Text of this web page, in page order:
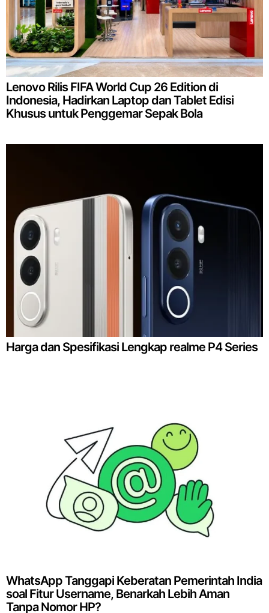
Lenovo Rilis FIFA World Cup 26 Edition di
Indonesia, Hadirkan Laptop dan Tablet Edisi
Khusus untuk Penggemar Sepak Bola
Harga dan Spesifikasi Lengkap realme P4 Series
WhatsApp Tanggapi Keberatan Pemerintah India
soal Fitur Username, Benarkah Lebih Aman
Tanpa Nomor HP?